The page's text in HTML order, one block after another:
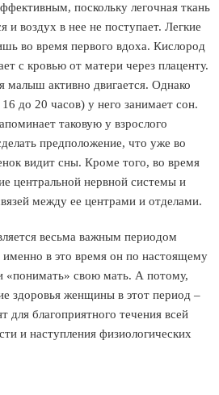
поскольку легочная ткань
и воздух в нее не поступает. Легкие
во время первого вдоха. Кислород
с кровью от матери через плаценту.
малыш активно двигается. Однако
до 20 часов) у него занимает сон.
таковую у взрослого
предположение, что уже во
видит сны. Кроме того, во время
центральной нервной системы и
между ее центрами и отделами.
весьма важным периодом
именно в это время он по настоящему
«понимать» свою мать. А потому,
здоровья женщины в этот период –
для благоприятного течения всей
и наступления физиологических